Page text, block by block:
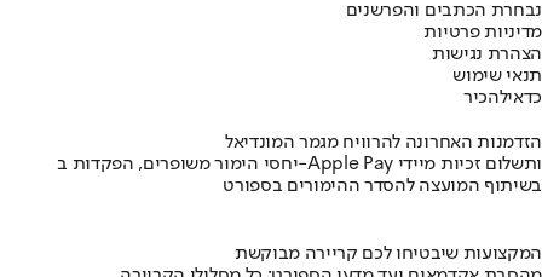
נבחרת הכתבים והפרשנים
מדיניות פרטיות
הצהרת נגישות
תנאי שימוש
כדאילהכיר
הזדמנות האחרונה להרוויח מגמר המונדיאל
יחסי הימור משופרים, הפקדות ב-Apple Pay ותשלום זכיות מיידי
בשיתוף המועצה להסדר ההימורים בספורט
המקצועות שיבטיחו לכם קריירה מבוקשת